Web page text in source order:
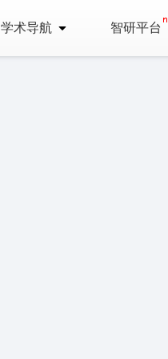
学术导航 智研平台